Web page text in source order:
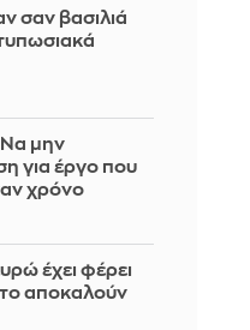
σαν βασιλιά
Να μην
για έργο που
χρόνο
έχει φέρει
το αποκαλούν